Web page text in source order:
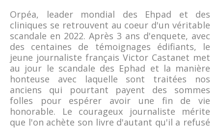
Orpéa, leader mondial des Ehpad et des
cliniques se retrouvent au coeur d'un véritable
scandale en 2022. Après 3 ans d'enquete, avec
des centaines de témoignages édifiants, le
jeune journaliste français Victor Castanet met
au jour le scandale des Ephad et la manière
honteuse avec laquelle sont traitées nos
anciens qui pourtant payent des sommes
folles pour espérer avoir une fin de vie
honorable. Le courageux journaliste mérite
que l'on achète son livre d'autant qu'il a refusé